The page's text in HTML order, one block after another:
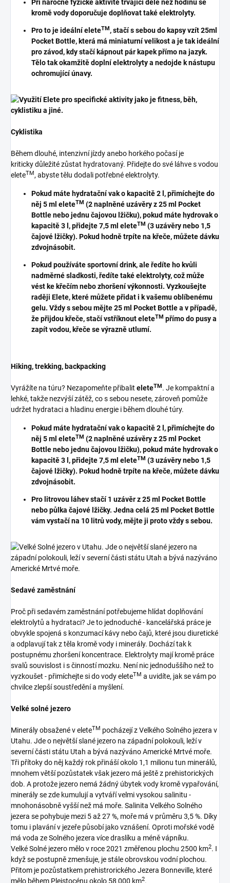
Při náročné fyzické aktivitě trvající déle než hodinu se
kromě vody doporučuje doplňovat také elektrolyty.
Pro to je ideální eleteTM , stačí s sebou do kapsy vzít 25ml
Pocket Bottle, která má miniaturní velikost a je tak ideální
pro závod, kdy stačí kápnout pár kapek přímo na jazyk.
Tělo tak okamžitě doplní elektrolyty a nedojde k nástupu
ochromující únavy.
Cyklistika
Během dlouhé, intenzivní jízdy anebo horkého počasí je
kriticky důležité zůstat hydratovaný. Přidejte do své láhve s vodou
eleteTM, abyste tělu dodali potřebné elektrolyty.
Pokud máte hydratační vak o kapacitě 2 l, přimíchejte do
něj 5 ml eleteTM (2 naplněné uzávěry z 25 ml Pocket
Bottle nebo jednu čajovou lžičku), pokud máte hydrovak o
kapacitě 3 l, přidejte 7,5 ml eleteTM (3 uzávěry nebo 1,5
čajové lžičky). Pokud hodně trpíte na křeče, můžete dávku
zdvojnásobit.
Pokud používáte sportovní drink, ale ředíte ho kvůli
nadměrné sladkosti, ředíte také elektrolyty, což může
vést ke křečím nebo zhoršení výkonnosti. Vyzkoušejte
raději Elete, které můžete přidat i k vašemu oblíbenému
gelu. Vždy s sebou mějte 25 ml Pocket Bottle a v případě,
že přijdou křeče, stačí vstříknout eleteTM přímo do pusy a
zapít vodou, křeče se výrazně utlumí.
Hiking, trekking, backpacking
Vyrážíte na túru? Nezapomeňte přibalit eleteTM . Je kompaktní a
lehké, takže nezvýší zátěž, co s sebou nesete, zároveň pomůže
udržet hydrataci a hladinu energie i během dlouhé túry.
Pokud máte hydratační vak o kapacitě 2 l, přimíchejte do
něj 5 ml eleteTM (2 naplněné uzávěry z 25 ml Pocket
Bottle nebo jednu čajovou lžičku), pokud máte hydrovak o
kapacitě 3 l, přidejte 7,5 ml eleteTM (3 uzávěry nebo 1,5
čajové lžičky). Pokud hodně trpíte na křeče, můžete dávku
zdvojnásobit.
Pro litrovou láhev stačí 1 uzávěr z 25 ml Pocket Bottle
nebo půlka čajové lžičky. Jedna celá 25 ml Pocket Bottle
vám vystačí na 10 litrů vody, mějte ji proto vždy s sebou.
Sedavé zaměstnání
Proč při sedavém zaměstnání potřebujeme hlídat doplňování
elektrolytů a hydrataci? Je to jednoduché - kancelářská práce je
obvykle spojená s konzumací kávy nebo čajů, které jsou diuretické
a odplavují tak z těla kromě vody i minerály. Dochází tak k
postupnému zhoršení koncentrace. Elektrolyty mají kromě práce
svalů souvislost i s činností mozku. Není nic jednoduššího než to
vyzkoušet - přimíchejte si do vody eleteTM a uvidíte, jak se vám po
chvilce zlepší soustředění a myšlení.
Velké solné jezero
Minerály obsažené v eleteTM pocházejí z Velkého Solného jezera v
Utahu. Jde o největší slané jezero na západní polokouli, leží v
severní části státu Utah a bývá nazýváno Americké Mrtvé moře.
Tři přítoky do něj každý rok přináší okolo 1,1 milionu tun minerálů,
mnohem větší pozůstatek však jezero má ještě z prehistorických
dob. A protože jezero nemá žádný úbytek vody kromě vypařování,
minerály se zde kumulují a vytváří velmi vysokou salinitu -
mnohonásobně vyšší než má moře. Salinita Velkého Solného
jezera se pohybuje mezi 5 až 27 %, moře má v průměru 3,5 %. Díky
tomu i plavání v jezeře působí jako vznášení. Oproti mořské vodě
má voda ze Solného jezera více draslíku a méně vápníku.
Velké Solné jezero mělo v roce 2021 změřenou plochu 2500 km2. I
když se postupně zmenšuje, je stále obrovskou vodní plochou.
Přitom je pozůstatkem prehistrorického Jezera Bonneville, které
mělo během Pleistocénu okolo 58 000 km2.